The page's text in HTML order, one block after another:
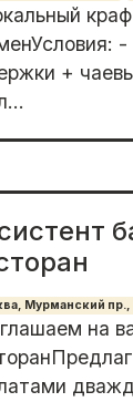
+
Мурманский пр.,
на